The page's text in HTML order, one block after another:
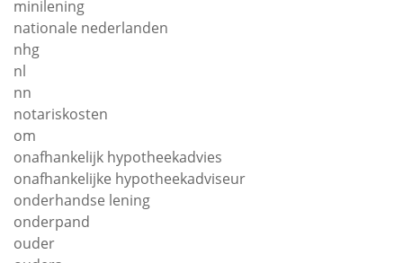
minilening
nationale nederlanden
nhg
nl
nn
notariskosten
om
onafhankelijk hypotheekadvies
onafhankelijke hypotheekadviseur
onderhandse lening
onderpand
ouder